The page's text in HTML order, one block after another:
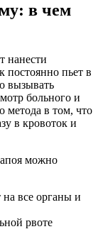
в чем
нанести
постоянно пьет в
вызывать
больного и
метода в том, что
в кровоток и
можно
все органы и
рвоте